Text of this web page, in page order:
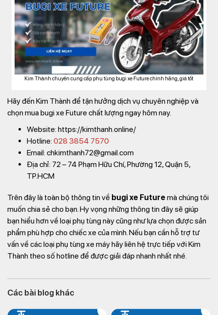
Kim Thành chuyên cung cấp phụ tùng bugi xe Future chính hãng, giá tốt
Hãy đến Kim Thành để tận hưởng dịch vụ chuyên nghiệp và
chọn mua bugi xe Future chất lượng ngay hôm nay.
Website: https://kimthanh.online/
Hotline: 028 3854 7570
Email: chkimthanh72@gmail.com
Địa chỉ: 72 – 74 Phạm Hữu Chí, Phường 12, Quận 5,
TP.HCM
Trên đây là toàn bộ thông tin về bugi xe Future mà chúng tôi
muốn chia sẻ cho bạn. Hy vọng những thông tin đây sẽ giúp
bạn hiểu hơn về loại phụ tùng này cũng như lựa chọn được sản
phẩm phù hợp cho chiếc xe của mình. Nếu bạn cần hỗ trợ tư
vấn về các loại phụ tùng xe máy hãy liên hệ trực tiếp với Kim
Thành theo số hotline để được giải đáp nhanh nhất nhé.
Các bài blog khác